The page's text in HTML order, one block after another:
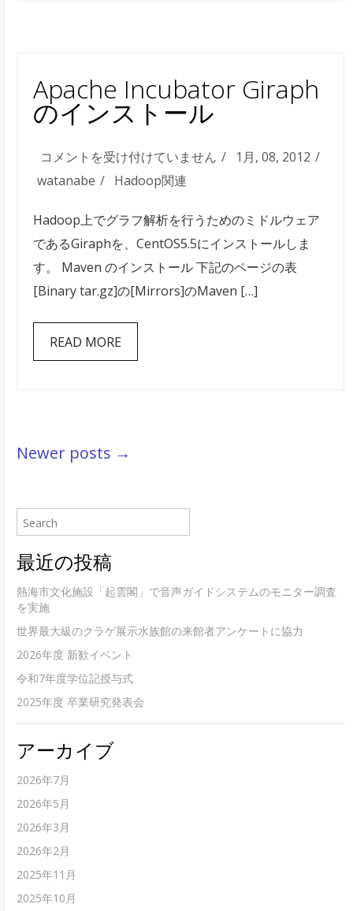
ン
ト
す
る
は
Apache Incubator Giraph
のインストール
Apache
Incubator
の
イ
ン
ス
ト
ー
コメントを受け付けていません
1月, 08, 2012
watanabe
Hadoop関連
Hadoop上でグラフ解析を行うためのミドルウェア
であるGiraphを、CentOS5.5にインストールしま
す。 Maven のインストール 下記のページの表
[Binary tar.gz]の[Mirrors]のMaven […]
READ MORE
Newer posts →
最近の投稿
熱海市文化施設「起雲閣」で音声ガイドシステムのモニター調査
を実施
世界最大級のクラゲ展示水族館の来館者アンケートに協力
2026年度 新歓イベント
令和7年度学位記授与式
2025年度 卒業研究発表会
アーカイブ
2026年7月
2026年5月
2026年3月
2026年2月
2025年11月
2025年10月